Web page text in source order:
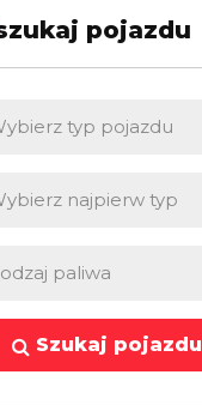
pojazdu
Szukaj pojazdu